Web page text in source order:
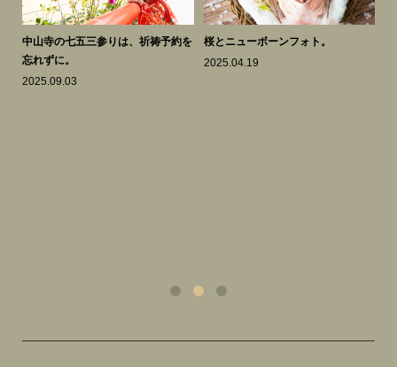
中山寺の七五三参りは、祈祷予約を
忘れずに。
2025.09.03
桜とニューボーンフォト。
2025.04.19